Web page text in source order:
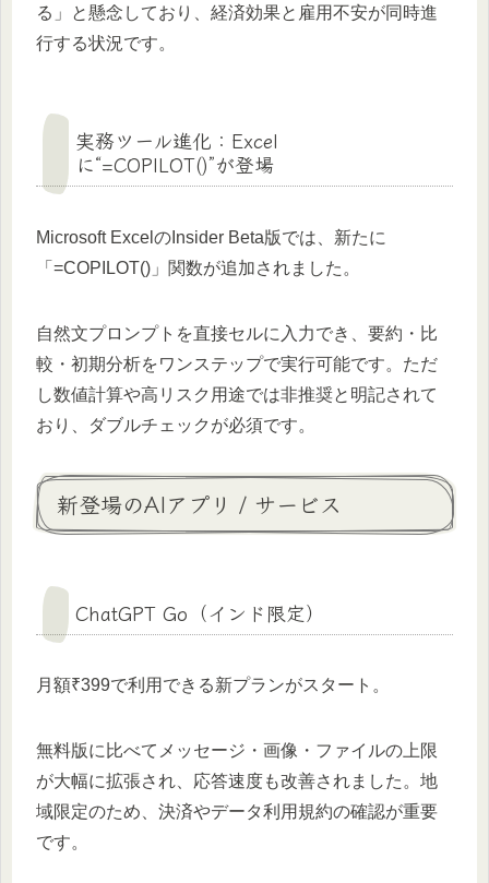
る」と懸念しており、経済効果と雇用不安が同時進
行する状況です。
実務ツール進化：Excel
に“=COPILOT()”が登場
Microsoft ExcelのInsider Beta版では、新たに
「=COPILOT()」関数が追加されました。
自然文プロンプトを直接セルに入力でき、要約・比
較・初期分析をワンステップで実行可能です。ただ
し数値計算や高リスク用途では非推奨と明記されて
おり、ダブルチェックが必須です。
新登場のAIアプリ / サービス
ChatGPT Go（インド限定）
月額₹399で利用できる新プランがスタート。
無料版に比べてメッセージ・画像・ファイルの上限
が大幅に拡張され、応答速度も改善されました。地
域限定のため、決済やデータ利用規約の確認が重要
です。